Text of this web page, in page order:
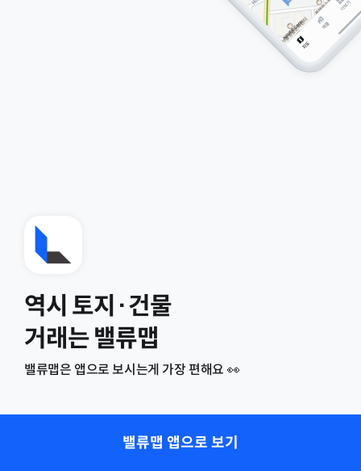
역시 토지·건물
거래는 밸류맵
밸류맵은 앱으로 보시는게 가장 편해요 👀
밸류맵 앱으로 보기